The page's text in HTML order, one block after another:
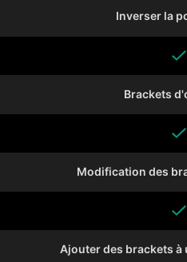
Inverser la
Brackets
Modification des
Ajouter des brackets à